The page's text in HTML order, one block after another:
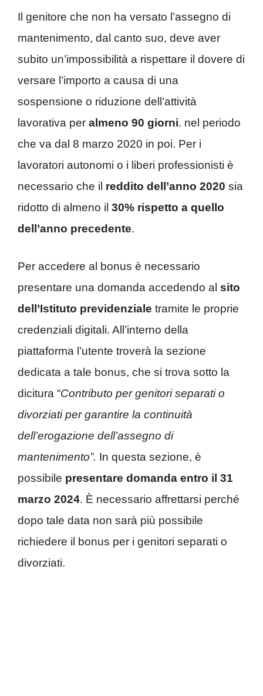
Il genitore che non ha versato l’assegno di
mantenimento, dal canto suo, deve aver
subito un’impossibilità a rispettare il dovere di
versare l’importo a causa di una
sospensione o riduzione dell’attività
lavorativa per almeno 90 giorni. nel periodo
che va dal 8 marzo 2020 in poi. Per i
lavoratori autonomi o i liberi professionisti è
necessario che il reddito dell’anno 2020 sia
ridotto di almeno il 30% rispetto a quello
dell’anno precedente.
Per accedere al bonus è necessario
presentare una domanda accedendo al sito
dell’Istituto previdenziale tramite le proprie
credenziali digitali. All’interno della
piattaforma l’utente troverà la sezione
dedicata a tale bonus, che si trova sotto la
dicitura “Contributo per genitori separati o
divorziati per garantire la continuità
dell’erogazione dell’assegno di
mantenimento”. In questa sezione, è
possibile presentare domanda entro il 31
marzo 2024. È necessario affrettarsi perché
dopo tale data non sarà più possibile
richiedere il bonus per i genitori separati o
divorziati.